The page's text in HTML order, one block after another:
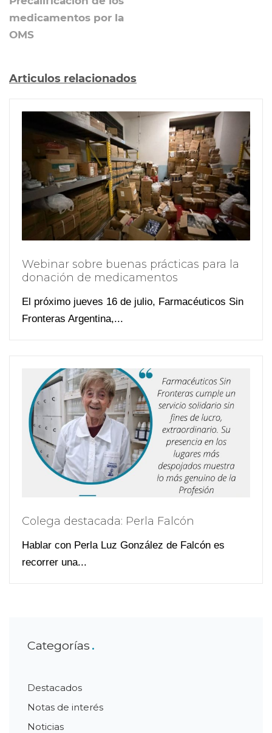
medicamentos por la
OMS
Articulos relacionados
Webinar sobre buenas prácticas para la
donación de medicamentos
El próximo jueves 16 de julio, Farmacéuticos Sin
Fronteras Argentina,...
Colega destacada: Perla Falcón
Hablar con Perla Luz González de Falcón es
recorrer una...
Categorías
Destacados
Notas de interés
Noticias